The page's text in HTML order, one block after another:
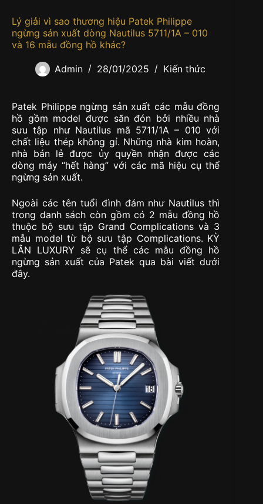
Lý giải vì sao thương hiệu Patek Philippe
ngừng sản xuất dòng Nautilus 5711/1A – 010
và 16 mẫu đồng hồ khác?
Admin 28/01/2025 Kiến thức
Patek Philippe ngừng sản xuất các mẫu đồng
hồ gồm model được săn đón bởi nhiều nhà
sưu tập như Nautilus mã 5711/1A – 010 với
chất liệu thép không gỉ. Những nhà kim hoàn,
nhà bán lẻ được ủy quyền nhận được các
dòng máy “hết hàng” với các mã hiệu cụ thể
ngừng sản xuất.
Ngoài các tên tuổi đình đám như Nautilus thì
trong danh sách còn gồm có 2 mẫu đồng hồ
thuộc bộ sưu tập Grand Complications và 3
mẫu model từ bộ sưu tập Complications. KỲ
LÂN LUXURY sẽ cụ thể các mẫu đồng hồ
ngừng sản xuất của Patek qua bài viết dưới
đây.